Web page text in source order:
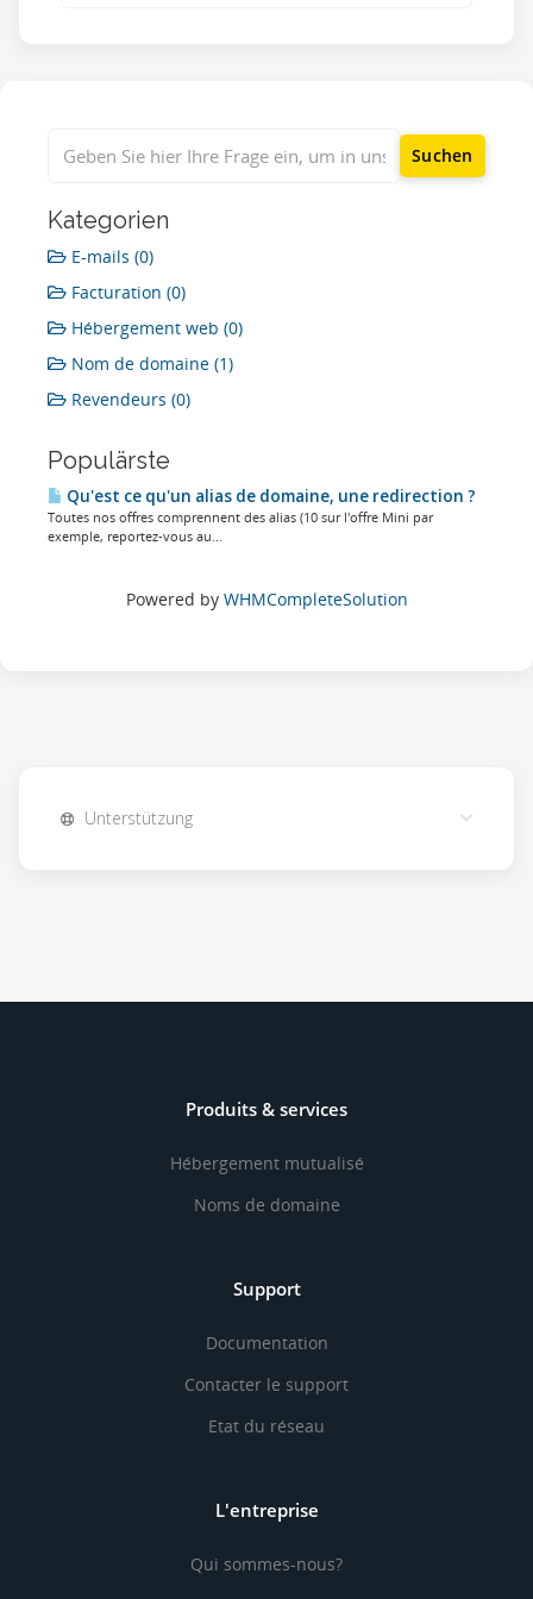
Kategorien
E-mails (0)
Facturation (0)
Hébergement web (0)
Nom de domaine (1)
Revendeurs (0)
Populärste
Qu'est ce qu'un alias de domaine, une redirection ?
Toutes nos offres comprennent des alias (10 sur l'offre Mini par
exemple, reportez-vous au...
Powered by WHMCompleteSolution
Unterstützung
Produits & services
Hébergement mutualisé
Noms de domaine
Support
Documentation
Contacter le support
Etat du réseau
L'entreprise
Qui sommes-nous?